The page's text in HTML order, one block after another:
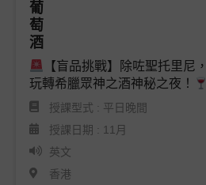
【盲品挑戰】除咗聖托里尼
玩轉希臘眾神之酒神秘之夜！
授課型式 : 平日晚間
授課日期 : 11月
英文
香港